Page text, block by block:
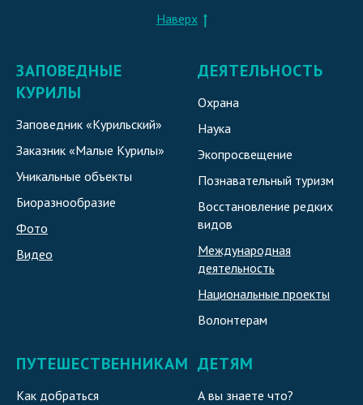
Наверх
ЗАПОВЕДНЫЕ
КУРИЛЫ
Заповедник «Курильский»
Заказник «Малые Курилы»
Уникальные объекты
Биоразнообразие
Фото
Видео
ДЕЯТЕЛЬНОСТЬ
Охрана
Наука
Экопросвещение
Познавательный туризм
Восстановление редких
видов
Международная
деятельность
Национальные проекты
Волонтерам
ПУТЕШЕСТВЕННИКАМ
Как добраться
ДЕТЯМ
А вы знаете что?